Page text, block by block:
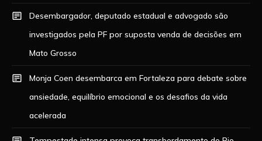
Desembargador, deputado estadual e advogado são
investigados pela PF por suposta venda de decisões em
Mato Grosso
Monja Coen desembarca em Fortaleza para debate sobre
ansiedade, equilíbrio emocional e os desafios da vida
acelerada